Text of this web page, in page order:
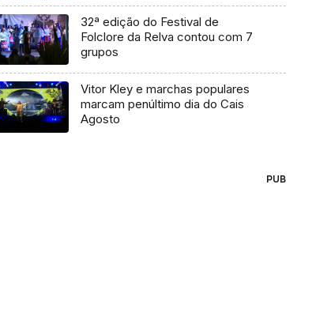
32ª edição do Festival de
Folclore da Relva contou com 7
grupos
Vitor Kley e marchas populares
marcam penúltimo dia do Cais
Agosto
PUB